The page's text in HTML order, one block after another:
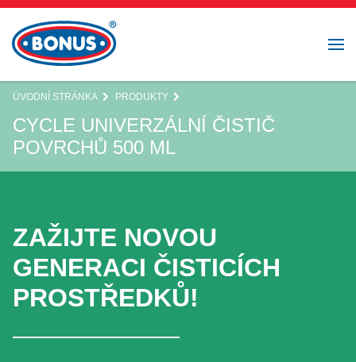
ÚVODNÍ STRÁNKA PRODUKTY
CYCLE UNIVERZÁLNÍ ČISTIČ
POVRCHŮ 500 ML
ZAŽIJTE NOVOU
GENERACI ČISTICÍCH
PROSTŘEDKŮ!